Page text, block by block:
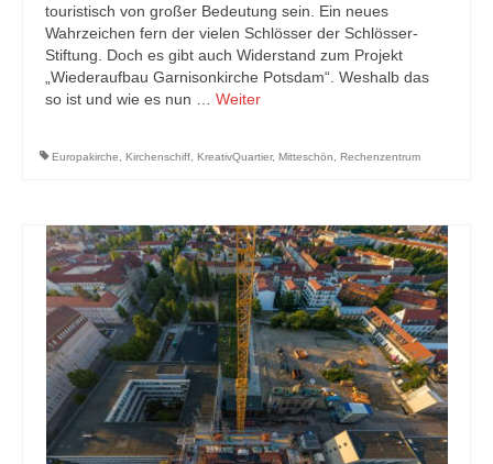
touristisch von großer Bedeutung sein. Ein neues
Wahrzeichen fern der vielen Schlösser der Schlösser-
Stiftung. Doch es gibt auch Widerstand zum Projekt
„Wiederaufbau Garnisonkirche Potsdam“. Weshalb das
so ist und wie es nun … Weiter
Europakirche Kirchenschiff KreativQuartier, Mitteschön Rechenzentrum